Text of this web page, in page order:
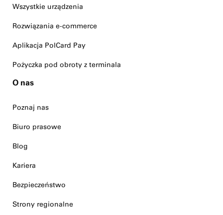
Wszystkie urządzenia
Rozwiązania e-commerce
Aplikacja PolCard Pay
Pożyczka pod obroty z terminala
O nas
Poznaj nas
Biuro prasowe
Blog
Kariera
Bezpieczeństwo
Strony regionalne